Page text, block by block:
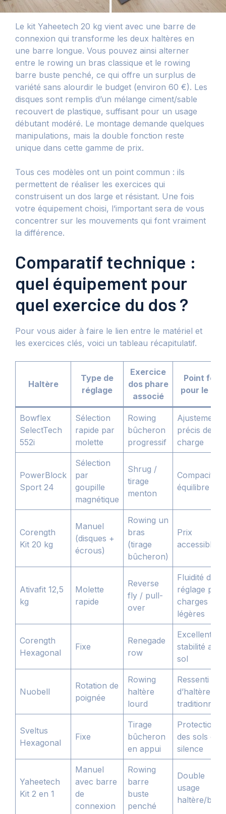
Le kit Yaheetech 20 kg vient avec une barre de
connexion qui transforme les deux haltères en
une barre longue. Vous pouvez ainsi alterner
entre le rowing un bras classique et le rowing
barre buste penché, ce qui offre un surplus de
variété sans alourdir le budget (environ 60 €). Les
disques sont remplis d’un mélange ciment/sable
recouvert de plastique, suffisant pour un usage
débutant modéré. Le montage demande quelques
manipulations, mais la double fonction reste
unique dans cette gamme de prix.
Tous ces modèles ont un point commun : ils
permettent de réaliser les exercices qui
construisent un dos large et résistant. Une fois
votre équipement choisi, l’important sera de vous
concentrer sur les mouvements qui font vraiment
la différence.
Comparatif technique :
quel équipement pour
quel exercice du dos ?
Pour vous aider à faire le lien entre le matériel et
les exercices clés, voici un tableau récapitulatif.
Haltère
Type de
réglage
Exercice
dos phare
associé
Point fort
pour le dos
Bowflex
SelectTech
552i
Sélection
rapide par
molette
Rowing
bûcheron
progressif
Ajustement
précis de la
charge
PowerBlock
Sport 24
Sélection
par
goupille
magnétique
Shrug /
tirage
menton
Compacité
équilibre
Corength
Kit 20 kg
Manuel
(disques +
écrous)
Rowing un
bras
(tirage
bûcheron)
Prix
accessible
Ativafit 12,5
kg
Molette
rapide
Reverse
fly / pull-
over
Fluidité de
réglage pour
charges
légères
Corength
Hexagonal
Fixe
Renegade
row
Excellente
stabilité au
sol
Nuobell
Rotation de
poignée
Rowing
haltère
lourd
Ressenti
d’haltère
traditionnel
Sveltus
Hexagonal
Fixe
Tirage
bûcheron
en appui
Protection
des sols et
silence
Yaheetech
Kit 2 en 1
Manuel
avec barre
de
connexion
Rowing
barre
buste
penché
Double
usage
haltère/